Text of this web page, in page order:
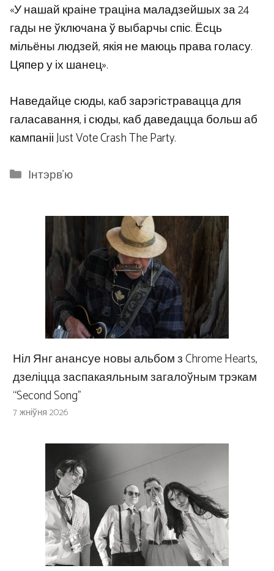
«У нашай краіне траціна маладзейшых за 24
гады не ўключана ў выбарчы спіс. Ёсць
мільёны людзей, якія не маюць права голасу.
Цяпер у іх шанец».
Наведайце сюды, каб зарэгістравацца для
галасавання, і сюды, каб даведацца больш аб
кампаніі Just Vote Crash The Party.
Categories
Інтэрв'ю
Ніл Янг анансуе новы альбом з Chrome Hearts,
дзеліцца заспакаяльным загалоўным трэкам
“Second Song”
7 жніўня 2026